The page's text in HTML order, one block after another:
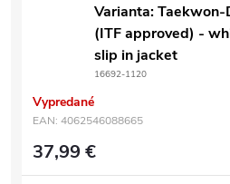
Varianta: Taekwon-
(ITF approved) -
slip in jacket
16692-1120
Vypredané
EAN: 4062546088665
37,99 €